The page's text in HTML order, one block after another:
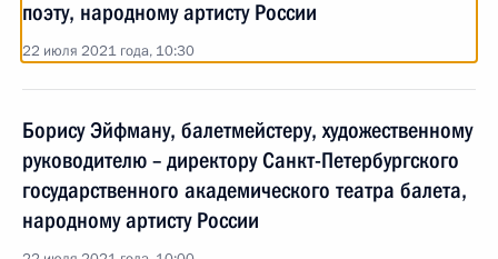
поэту, народному артисту России
22 июля 2021 года, 10:30
Борису Эйфману, балетмейстеру, художественному
руководителю – директору Санкт-Петербургского
государственного академического театра балета,
народному артисту России